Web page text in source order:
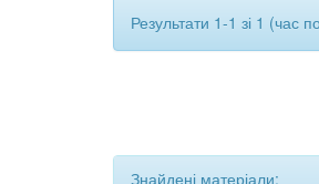
Результати 1-1 зі 1 (час
Знайдені матеріали: